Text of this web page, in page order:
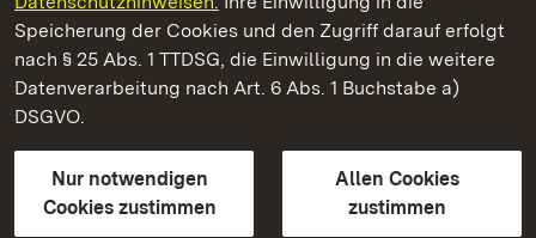
Speicherung der Cookies und den Zugriff darauf erfolgt
nach § 25 Abs. 1 TTDSG, die Einwilligung in die weitere
Datenverarbeitung nach Art. 6 Abs. 1 Buchstabe a)
DSGVO.
Nur notwendigen
Cookies zustimmen
Allen Cookies
zustimmen
Staatliche Schlösser und Gärten Baden-Württemberg
Kontakt
GebärdenspracheLeichte Sprache
Erklärung zur Barrierefreiheit
BITV-konform (geprüfte Seiten)